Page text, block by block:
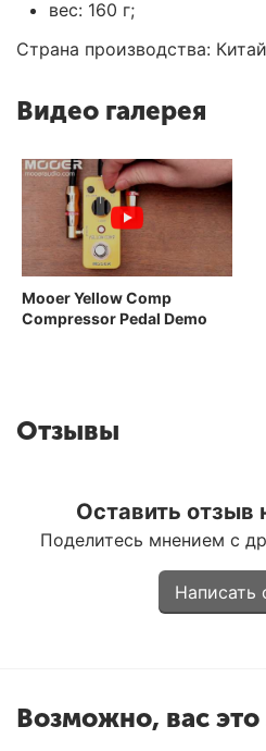
вес: 160 г;
Страна производства:
Видео галерея
Mooer Yellow Comp
Compressor Pedal Demo
Отзывы
Оставить отзыв
Поделитесь мнением с
Написать
Возможно, вас это